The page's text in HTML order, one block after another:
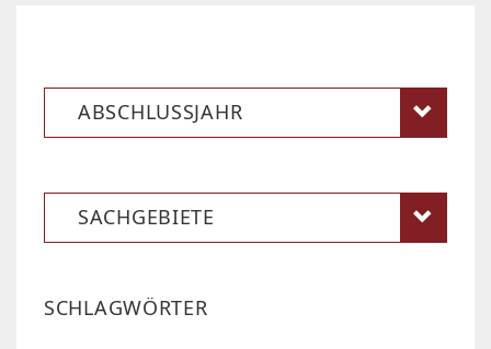
ABSCHLUSSJAHR
SACHGEBIETE
SCHLAGWÖRTER